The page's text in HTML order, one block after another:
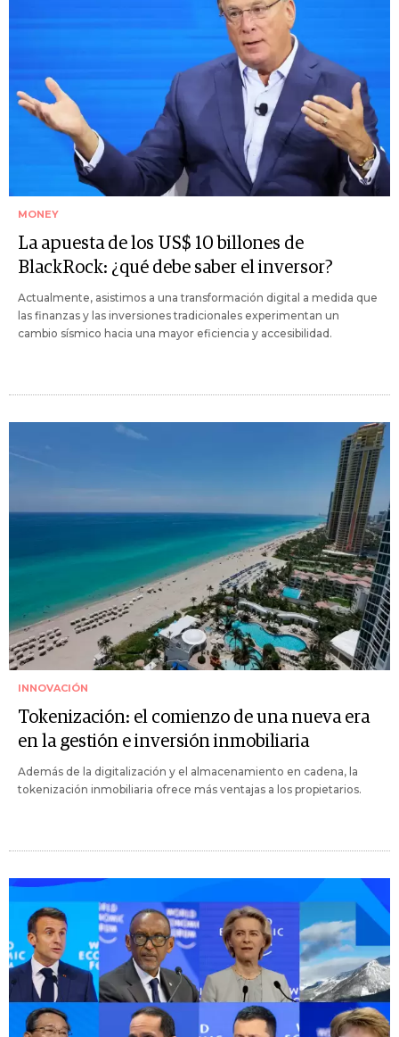
MONEY
La apuesta de los US$ 10 billones de
BlackRock: ¿qué debe saber el inversor?
Actualmente, asistimos a una transformación digital a medida que
las finanzas y las inversiones tradicionales experimentan un
cambio sísmico hacia una mayor eficiencia y accesibilidad.
INNOVACIÓN
Tokenización: el comienzo de una nueva era
en la gestión e inversión inmobiliaria
Además de la digitalización y el almacenamiento en cadena, la
tokenización inmobiliaria ofrece más ventajas a los propietarios.